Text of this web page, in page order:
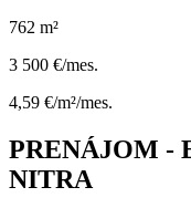
762 m²
3 500 €/mes.
4,59 €/m²/mes.
PRENÁJOM -
NITRA